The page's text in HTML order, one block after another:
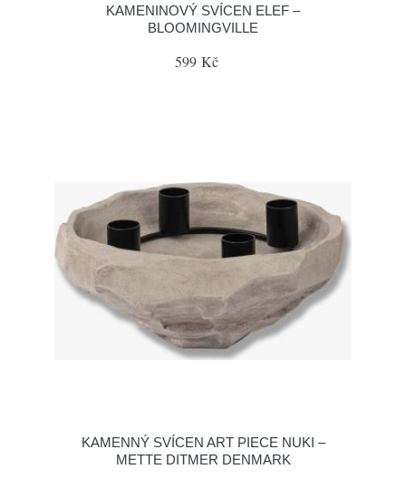
KAMENINOVÝ SVÍCEN ELEF –
BLOOMINGVILLE
599 Kč
KAMENNÝ SVÍCEN ART PIECE NUKI –
METTE DITMER DENMARK